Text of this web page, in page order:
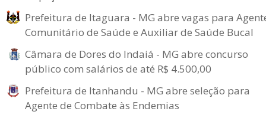
Prefeitura de Itaguara - MG abre vagas para
Comunitário de Saúde e Auxiliar de Saúde Bucal
Câmara de Dores do Indaiá - MG abre concurso
público com salários de até R$ 4.500,00
Prefeitura de Itanhandu - MG abre seleção para
Agente de Combate às Endemias